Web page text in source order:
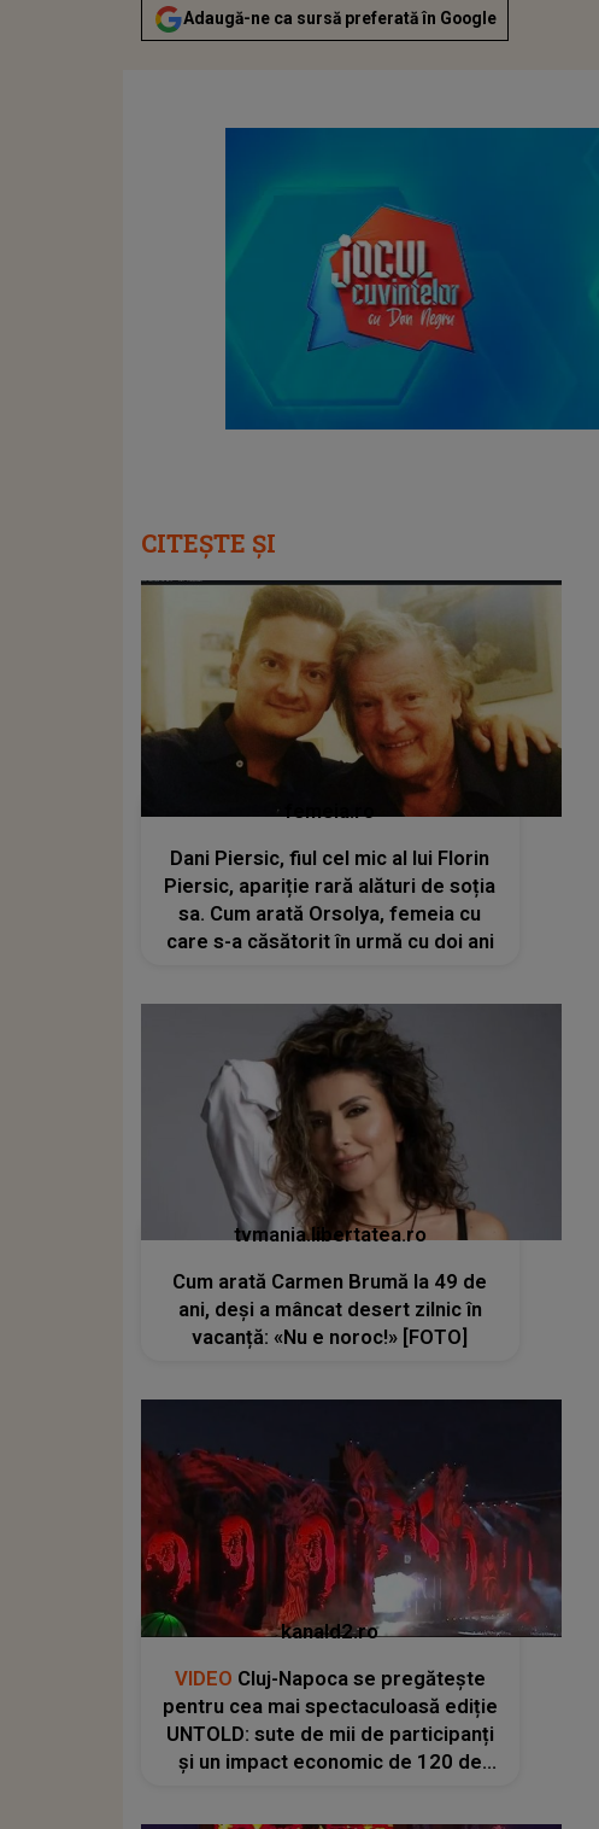
Adaugă-ne ca sursă preferată în Google
CITEȘTE ȘI
femeia.ro
Dani Piersic, fiul cel mic al lui Florin
Piersic, apariție rară alături de soția
sa. Cum arată Orsolya, femeia cu
care s-a căsătorit în urmă cu doi ani
tvmania.libertatea.ro
Cum arată Carmen Brumă la 49 de
ani, deși a mâncat desert zilnic în
vacanță: «Nu e noroc!» [FOTO]
kanald2.ro
VIDEO Cluj-Napoca se pregătește
pentru cea mai spectaculoasă ediție
UNTOLD: sute de mii de participanți
și un impact economic de 120 de